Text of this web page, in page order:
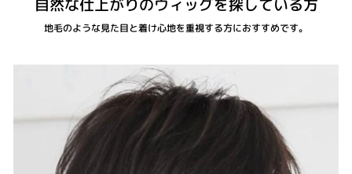
自然な仕上がりのウィッグを探している方
地毛のような見た目と着け心地を重視する方におすすめです。